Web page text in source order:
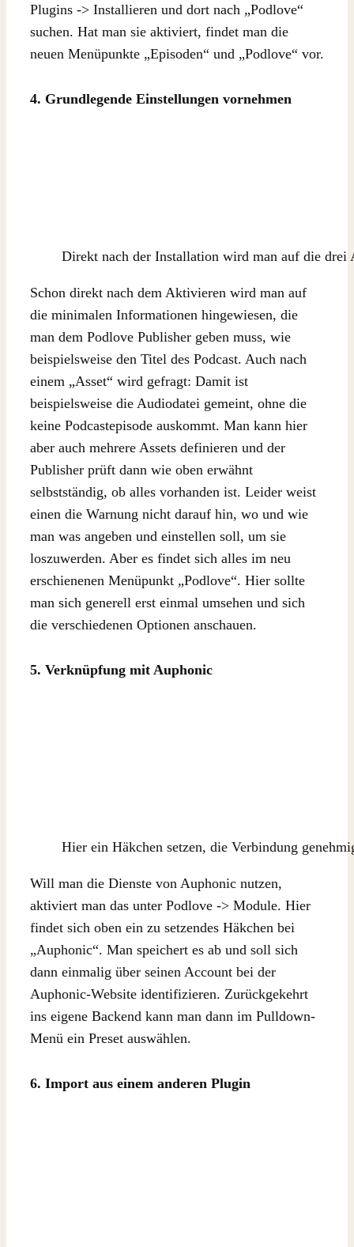
Plugins -> Installieren und dort nach „Podlove“
suchen. Hat man sie aktiviert, findet man die
neuen Menüpunkte „Episoden“ und „Podlove“ vor.
4. Grundlegende Einstellungen vornehmen
Direkt nach der Installation wird man auf die drei
Schon direkt nach dem Aktivieren wird man auf
die minimalen Informationen hingewiesen, die
man dem Podlove Publisher geben muss, wie
beispielsweise den Titel des Podcast. Auch nach
einem „Asset“ wird gefragt: Damit ist
beispielsweise die Audiodatei gemeint, ohne die
keine Podcastepisode auskommt. Man kann hier
aber auch mehrere Assets definieren und der
Publisher prüft dann wie oben erwähnt
selbstständig, ob alles vorhanden ist. Leider weist
einen die Warnung nicht darauf hin, wo und wie
man was angeben und einstellen soll, um sie
loszuwerden. Aber es findet sich alles im neu
erschienenen Menüpunkt „Podlove“. Hier sollte
man sich generell erst einmal umsehen und sich
die verschiedenen Optionen anschauen.
5. Verknüpfung mit Auphonic
Hier ein Häkchen setzen, die Verbindung
Will man die Dienste von Auphonic nutzen,
aktiviert man das unter Podlove -> Module. Hier
findet sich oben ein zu setzendes Häkchen bei
„Auphonic“. Man speichert es ab und soll sich
dann einmalig über seinen Account bei der
Auphonic-Website identifizieren. Zurückgekehrt
ins eigene Backend kann man dann im Pulldown-
Menü ein Preset auswählen.
6. Import aus einem anderen Plugin